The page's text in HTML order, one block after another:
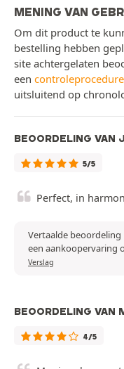
MENING VAN
Om dit product te
bestelling hebben
site achtergelaten
een controleprocedure
uitsluitend op
BEOORDELING VAN
5/5
Perfect, in
Vertaalde beoordeling
een aankoopervaring
Verslag
BEOORDELING VAN
4/5